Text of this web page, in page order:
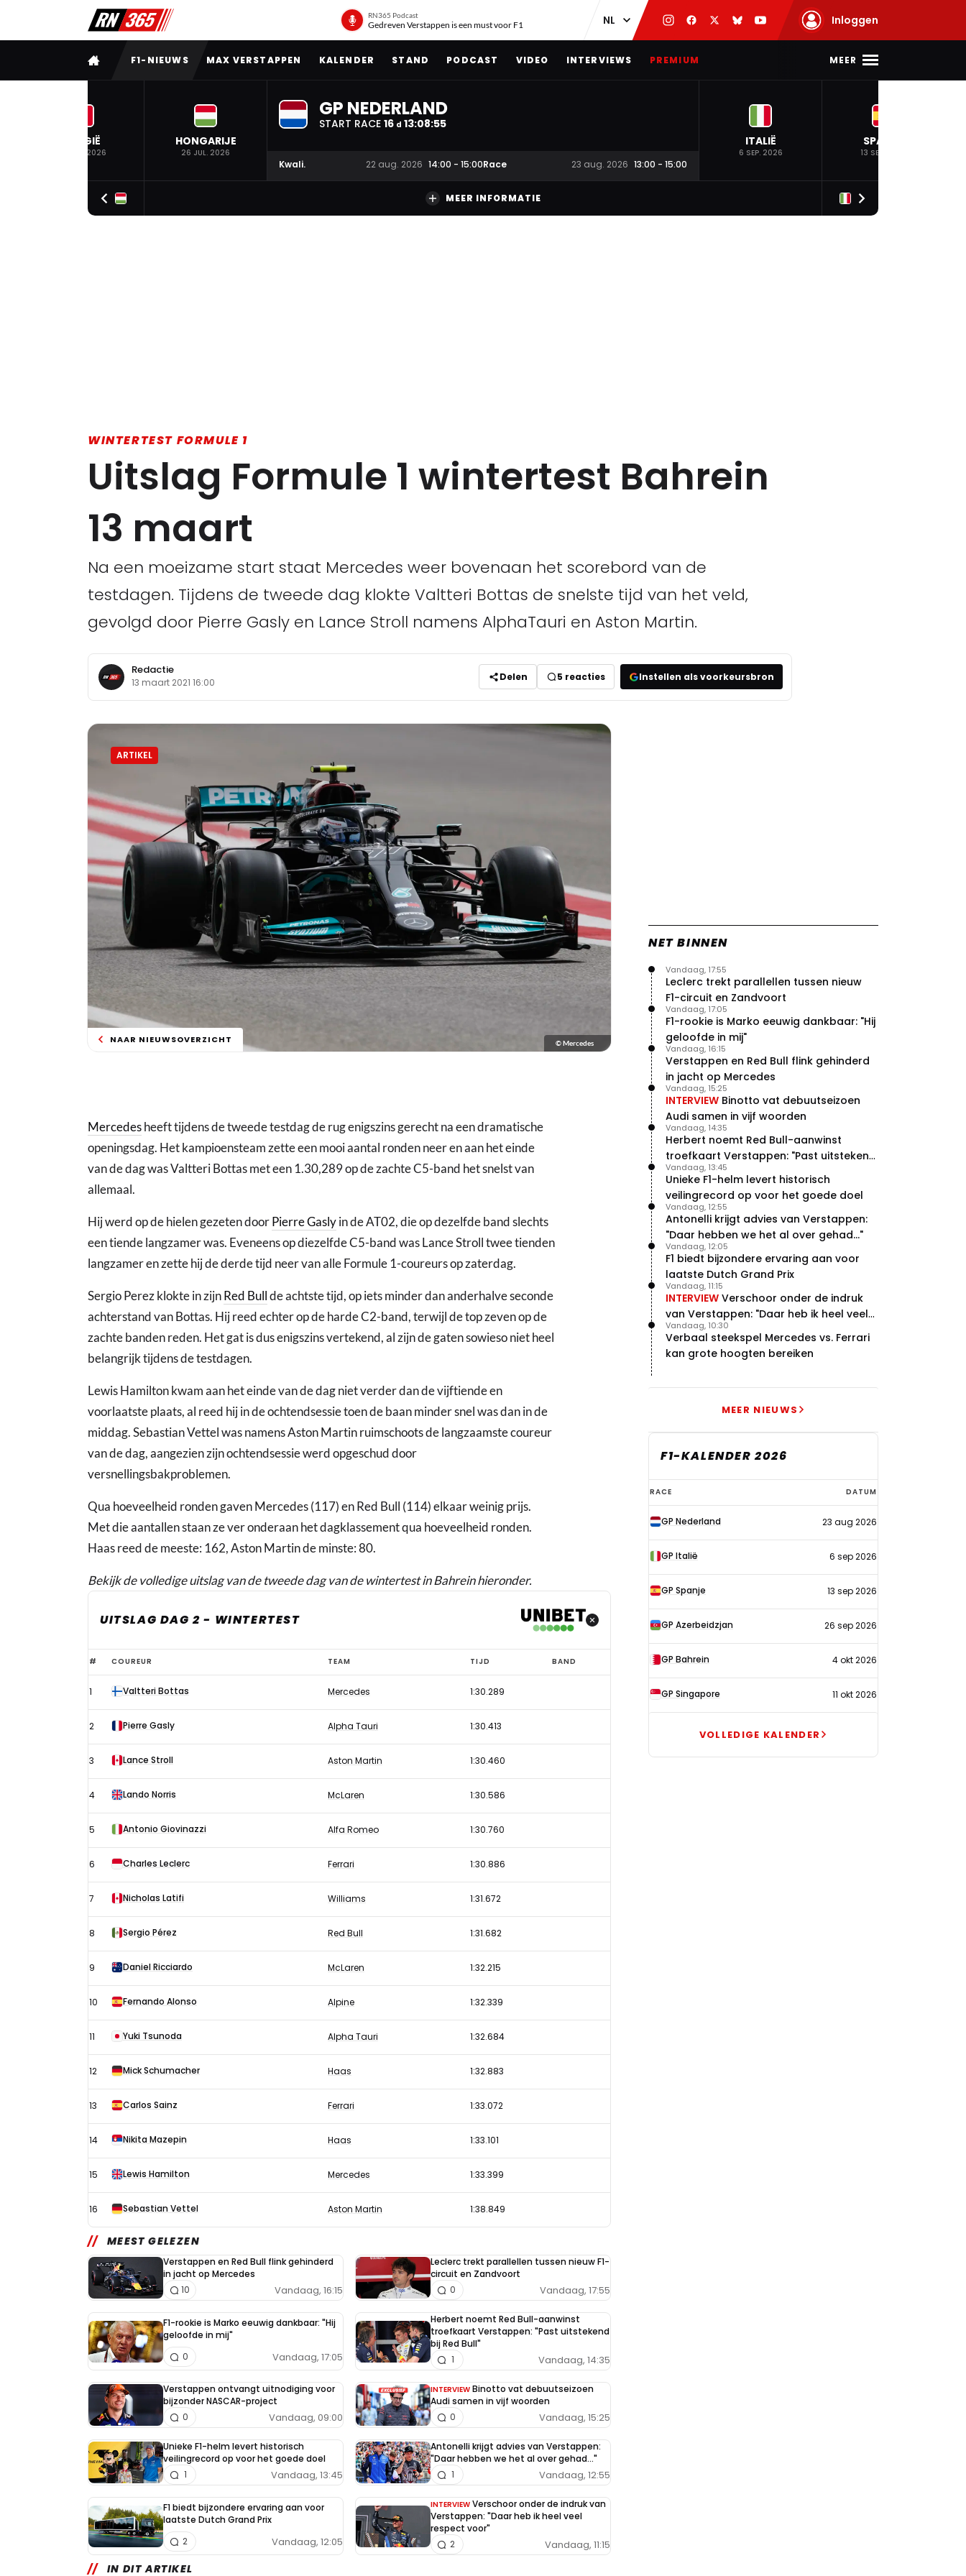
RN365 Podcast
Gedreven Verstappen is een must voor F1 Inloggen
VOLLEDIG MENU
F1-NIEUWS MAX VERSTAPPEN KALENDER STAND PODCAST VIDEO INTERVIEWS PREMIUM MEER
BELGIË
19 JUL. 2026
HONGARIJE
26 JUL. 2026
GP NEDERLAND
START RACE 16 d 13:08:54
Kwali. 22 aug. 2026 14:00 - 15:00Race 23 aug. 2026 13:00 - 15:00
ITALIË
6 SEP. 2026
SPANJE
13 SEP. 2026
MEER INFORMATIE
WINTERTEST FORMULE 1
Uitslag Formule 1 wintertest Bahrein
13 maart
Na een moeizame start staat Mercedes weer bovenaan het scorebord van de
testdagen. Tijdens de tweede dag klokte Valtteri Bottas de snelste tijd van het veld,
gevolgd door Pierre Gasly en Lance Stroll namens AlphaTauri en Aston Martin.
Redactie
13 maart 2021 16:00 Delen 5 reacties Instellen als voorkeursbron
ARTIKEL
NAAR NIEUWSOVERZICHT © Mercedes
Mercedesheeft tijdens de tweede testdag de rug enigszins gerecht na een dramatische
openingsdag. Het kampioensteam zette een mooi aantal ronden neer en aan het einde
van de dag was Valtteri Bottas met een 1.30,289 op de zachte C5-band het snelst van
allemaal.
Hij werd op de hielen gezeten doorPierre Gaslyin de AT02, die op dezelfde band slechts
een tiende langzamer was. Eveneens op diezelfde C5-band was Lance Stroll twee tienden
langzamer en zette hij de derde tijd neer van alle Formule 1-coureurs op zaterdag.
Sergio Perez klokte in zijnRed Bullde achtste tijd, op iets minder dan anderhalve seconde
achterstand van Bottas. Hij reed echter op de harde C2-band, terwijl de top zeven op de
zachte banden reden. Het gat is dus enigszins vertekend, al zijn de gaten sowieso niet heel
belangrijk tijdens de testdagen.
Lewis Hamilton kwam aan het einde van de dag niet verder dan de vijftiende en
voorlaatste plaats, al reed hij in de ochtendsessie toen de baan minder snel was dan in de
middag. Sebastian Vettel was namens Aston Martin ruimschoots de langzaamste coureur
van de dag, aangezien zijn ochtendsessie werd opgeschud door
versnellingsbakproblemen.
Qua hoeveelheid ronden gaven Mercedes (117) en Red Bull (114) elkaar weinig prijs.
Met die aantallen staan ze ver onderaan het dagklassement qua hoeveelheid ronden.
Haas reed de meeste: 162, Aston Martin de minste: 80.
Bekijk de volledige uitslag van de tweede dag van de wintertest in Bahrein hieronder.
UITSLAG DAG 2 - WINTERTEST
Uitslag
Formule
1
wintertest
13
maart
# COUREUR TEAM TIJD BAND
1 Valtteri Bottas Mercedes 1:30.289
2 Pierre Gasly Alpha Tauri 1:30.413
3 Lance Stroll Aston Martin 1:30.460
4 Lando Norris McLaren 1:30.586
5 Antonio Giovinazzi Alfa Romeo 1:30.760
6 Charles Leclerc Ferrari 1:30.886
7 Nicholas Latifi Williams 1:31.672
8 Sergio Pérez Red Bull 1:31.682
9 Daniel Ricciardo McLaren 1:32.215
10 Fernando Alonso Alpine 1:32.339
11 Yuki Tsunoda Alpha Tauri 1:32.684
12 Mick Schumacher Haas 1:32.883
13 Carlos Sainz Ferrari 1:33.072
14 Nikita Mazepin Haas 1:33.101
15 Lewis Hamilton Mercedes 1:33.399
16 Sebastian Vettel Aston Martin 1:38.849
MEEST GELEZEN
Verstappen en Red Bull flink gehinderd
in jacht op Mercedes
Vandaag, 16:15
10
Leclerc trekt parallellen tussen nieuw F1-
circuit en Zandvoort
Vandaag, 17:55
0
F1-rookie is Marko eeuwig dankbaar: "Hij
geloofde in mij"
Vandaag, 17:05
0
Herbert noemt Red Bull-aanwinst
troefkaart Verstappen: "Past uitstekend
bij Red Bull"
Vandaag, 14:35
1
Verstappen ontvangt uitnodiging voor
bijzonder NASCAR-project
Vandaag, 09:00
0
INTERVIEW Binotto vat debuutseizoen
Audi samen in vijf woorden
Vandaag, 15:25
0
Unieke F1-helm levert historisch
veilingrecord op voor het goede doel
Vandaag, 13:45
1
Antonelli krijgt advies van Verstappen:
"Daar hebben we het al over gehad..."
Vandaag, 12:55
1
F1 biedt bijzondere ervaring aan voor
laatste Dutch Grand Prix
Vandaag, 12:05
2
INTERVIEW Verschoor onder de indruk van
Verstappen: "Daar heb ik heel veel
respect voor"
Vandaag, 11:15
2
IN DIT ARTIKEL
NET BINNEN
Leclerc trekt parallellen tussen nieuw
F1-circuit en Zandvoort
Vandaag, 17:55
F1-rookie is Marko eeuwig dankbaar: "Hij
geloofde in mij"
Vandaag, 17:05
Verstappen en Red Bull flink gehinderd
in jacht op Mercedes
Vandaag, 16:15
INTERVIEW Binotto vat debuutseizoen
Audi samen in vijf woorden
Vandaag, 15:25
Herbert noemt Red Bull-aanwinst
troefkaart Verstappen: "Past uitstekend
bij Red Bull"
Vandaag, 14:35
Unieke F1-helm levert historisch
veilingrecord op voor het goede doel
Vandaag, 13:45
Antonelli krijgt advies van Verstappen:
"Daar hebben we het al over gehad..."
Vandaag, 12:55
F1 biedt bijzondere ervaring aan voor
laatste Dutch Grand Prix
Vandaag, 12:05
INTERVIEW Verschoor onder de indruk
van Verstappen: "Daar heb ik heel veel
respect voor"
Vandaag, 11:15
Verbaal steekspel Mercedes vs. Ferrari
kan grote hoogten bereiken
Vandaag, 10:30
MEER NIEUWS
F1-KALENDER 2026
F1-
kalender
2026
RACE DATUM
GP Nederland 23 aug 2026
GP Italië 6 sep 2026
GP Spanje 13 sep 2026
GP Azerbeidzjan 26 sep 2026
GP Bahrein 4 okt 2026
GP Singapore 11 okt 2026
VOLLEDIGE KALENDER